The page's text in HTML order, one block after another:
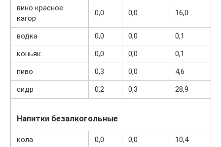
вино красное
кагор
0,0 0,0 16,0
водка 0,0 0,0 0,1
коньяк
0,0 0,0 0,1
пиво
0,3 0,0 4,6
сидр
0,2 0,3 28,9
Напитки безалкогольные
кола 0,0 0,0 10,4